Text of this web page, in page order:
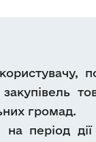
закупівель
громад.
на період